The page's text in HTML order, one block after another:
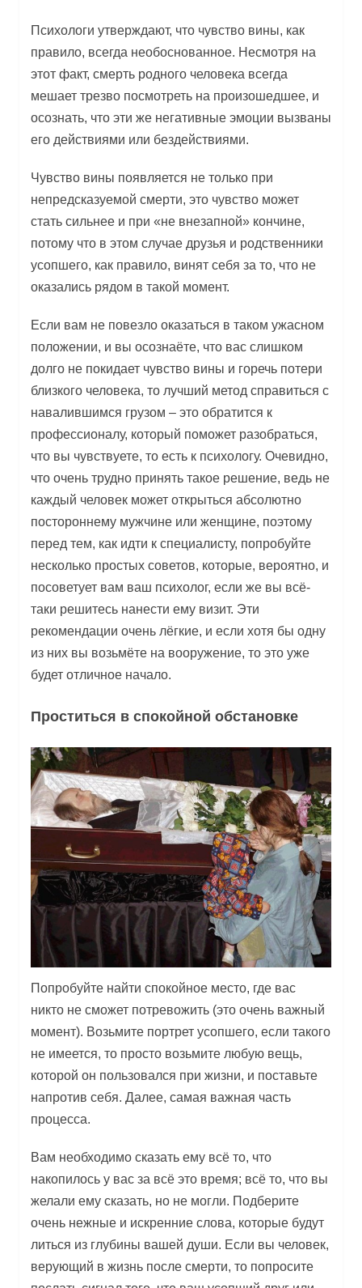
Психологи утверждают, что чувство вины, как
правило, всегда необоснованное. Несмотря на
этот факт, смерть родного человека всегда
мешает трезво посмотреть на произошедшее, и
осознать, что эти же негативные эмоции вызваны
его действиями или бездействиями.
Чувство вины появляется не только при
непредсказуемой смерти, это чувство может
стать сильнее и при «не внезапной» кончине,
потому что в этом случае друзья и родственники
усопшего, как правило, винят себя за то, что не
оказались рядом в такой момент.
Если вам не повезло оказаться в таком ужасном
положении, и вы осознаёте, что вас слишком
долго не покидает чувство вины и горечь потери
близкого человека, то лучший метод справиться с
навалившимся грузом – это обратится к
профессионалу, который поможет разобраться,
что вы чувствуете, то есть к психологу. Очевидно,
что очень трудно принять такое решение, ведь не
каждый человек может открыться абсолютно
постороннему мужчине или женщине, поэтому
перед тем, как идти к специалисту, попробуйте
несколько простых советов, которые, вероятно, и
посоветует вам ваш психолог, если же вы всё-
таки решитесь нанести ему визит. Эти
рекомендации очень лёгкие, и если хотя бы одну
из них вы возьмёте на вооружение, то это уже
будет отличное начало.
Проститься в спокойной обстановке
Попробуйте найти спокойное место, где вас
никто не сможет потревожить (это очень важный
момент). Возьмите портрет усопшего, если такого
не имеется, то просто возьмите любую вещь,
которой он пользовался при жизни, и поставьте
напротив себя. Далее, самая важная часть
процесса.
Вам необходимо сказать ему всё то, что
накопилось у вас за всё это время; всё то, что вы
желали ему сказать, но не могли. Подберите
очень нежные и искренние слова, которые будут
литься из глубины вашей души. Если вы человек,
верующий в жизнь после смерти, то попросите